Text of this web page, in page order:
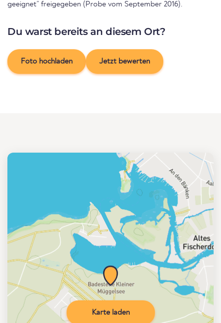
geeignet” freigegeben (Probe vom September 2016).
Du warst bereits an diesem Ort?
Foto hochladen Jetzt bewerten
Karte laden